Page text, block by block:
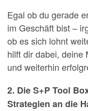
Egal ob du gerade
im Geschäft bist –
ob es sich lohnt
hilft dir dabei, deine
und weiterhin
2. Die S+P Tool
Strategien an die